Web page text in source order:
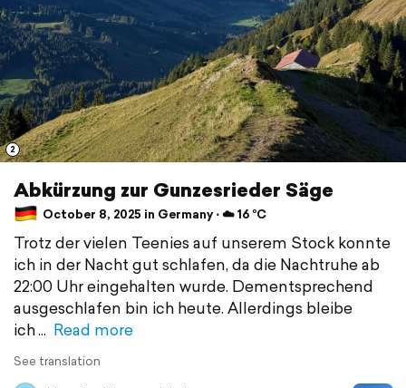
2
Abkürzung zur Gunzesrieder Säge
October 8, 2025 in Germany ⋅ ☁️ 16 °C
Trotz der vielen Teenies auf unserem Stock konnte
ich in der Nacht gut schlafen, da die Nachtruhe ab
22:00 Uhr eingehalten wurde. Dementsprechend
ausgeschlafen bin ich heute. Allerdings bleibe
ich
Read more
See translation